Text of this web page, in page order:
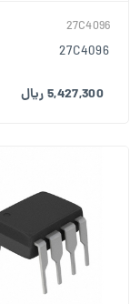
27C4096
27C4096
5,427,300 ریال